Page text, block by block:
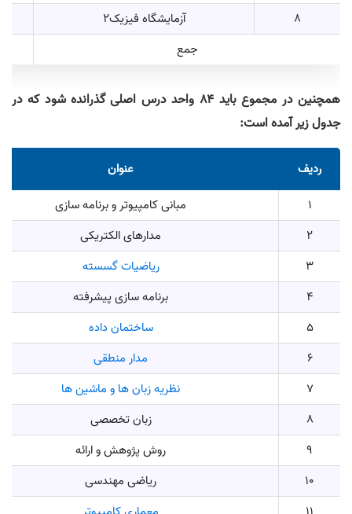
8
آزمایشگاه فیزیک2
جمع
همچنین در مجموع باید ۸۴ واحد درس اصلی گذرانده شود که در
جدول زیر آمده است:
ردیف
عنوان
1
مبانی کامپیوتر و برنامه سازی
2
مدارهای الکتریکی
3
ریاضیات گسسته
4
برنامه سازی پیشرفته
5
ساختمان داده
6
مدار منطقی
7
نظریه زبان‌ ها و ماشین‌ ها
8
زبان تخصصی
9
روش پژوهش و ارائه
10
ریاضی مهندسی